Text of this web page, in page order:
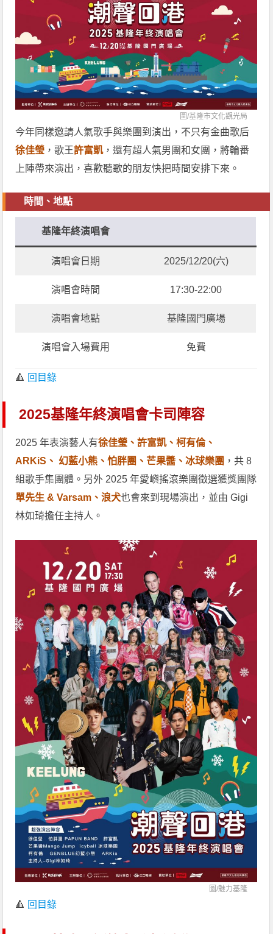
圖/基隆市文化觀光局
今年同樣邀請人氣歌手與樂團到演出，不只有金曲歌后
徐佳瑩 ，歌王許富凱，還有超人氣男團和女團，將輪番
上陣帶來演出，喜歡聽歌的朋友快把時間安排下來。
時間、地點
基隆年終演唱會
演唱會日期 2025/12/20(六)
演唱會時間 17:30-22:00
演唱會地點 基隆國門廣場
演唱會入場費用 免費
🔺 回目錄
2025基隆年終演唱會卡司陣容
2025 年表演藝人有徐佳瑩、許富凱、柯有倫、
ARKiS、 幻藍小熊、怕胖團、芒果醬、冰球樂團 ，共 8
組歌手集團體。另外 2025 年愛嶼搖滾樂團徵選獲獎團隊
單先生 & Varsam、浪犬也會來到現場演出，並由 Gigi
林如琦擔任主持人。
圖/魅力基隆
🔺 回目錄